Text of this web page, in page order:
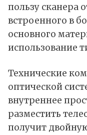
пользу сканера
встроенного в
основного
использование
Технические
оптической
внутреннее
разместить
получит